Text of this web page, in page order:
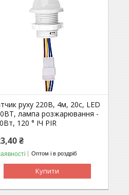
руху 220В, 4м, 20с, LED
лампа розжарювання -
120 ° ІЧ PIR
₴
Оптом і в роздріб
Купити